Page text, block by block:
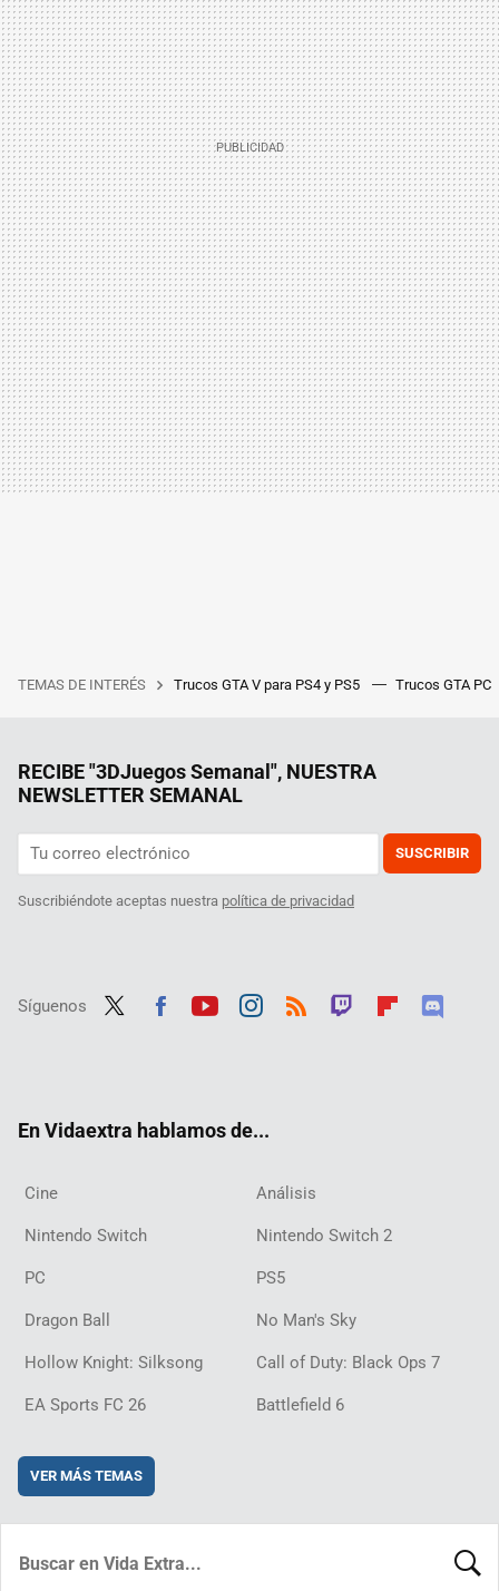
TEMAS DE INTERÉS Trucos GTA V para PS4 y PS5 Trucos GTA PC
RECIBE "3DJuegos Semanal", NUESTRA
NEWSLETTER SEMANAL
SUSCRIBIR
Suscribiéndote aceptas nuestra política de privacidad
Síguenos
En Vidaextra hablamos de...
Cine Análisis
Nintendo Switch Nintendo Switch 2
PC PS5
Dragon Ball No Man's Sky
Hollow Knight: Silksong Call of Duty: Black Ops 7
EA Sports FC 26 Battlefield 6
VER MÁS TEMAS